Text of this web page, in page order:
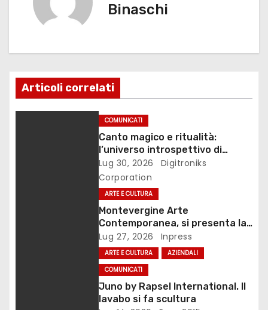
z
i
Binaschi
Articoli correlati
COMUNICATI
Canto magico e ritualità:
l’universo introspettivo di
Lilinanna
Lug 30, 2026
Digitroniks
Corporation
ARTE E CULTURA
Montevergine Arte
Contemporanea, si presenta la
monografia dedicata a Eliana
Adorno
Lug 27, 2026 Inpress
ARTE E CULTURA
AZIENDALI
COMUNICATI
Juno by Rapsel International. Il
lavabo si fa scultura